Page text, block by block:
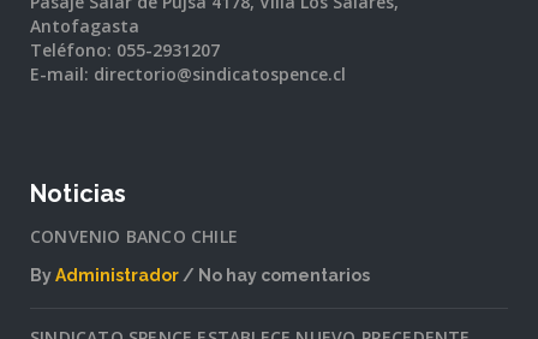
Antofagasta
Teléfono: 055-2931207
E-mail: directorio@sindicatospence.cl
Noticias
CONVENIO BANCO CHILE
ByAdministrador
No hay comentarios